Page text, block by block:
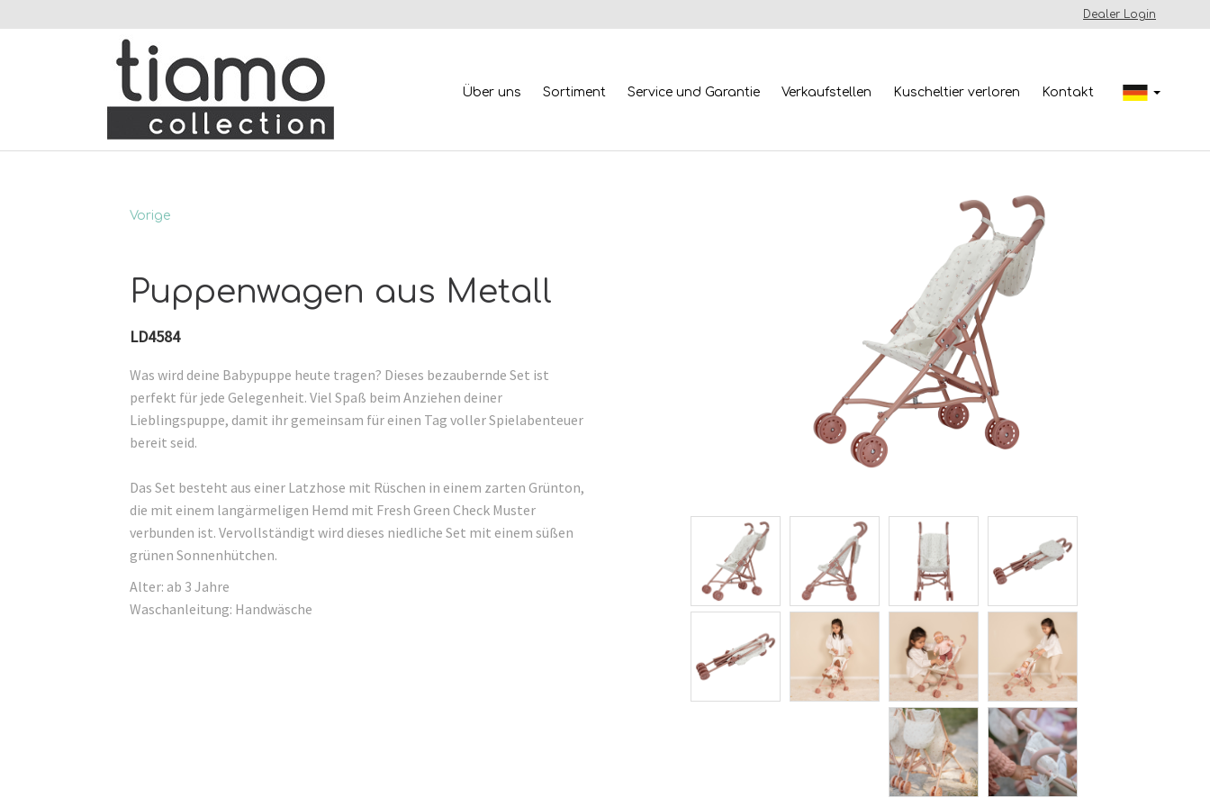
Dealer Login
Über uns Sortiment Service und Garantie Verkaufstellen Kuscheltier verloren Kontakt
Vorige
Puppenwagen aus Metall
LD4584
Was wird deine Babypuppe heute tragen? Dieses bezaubernde Set ist
perfekt für jede Gelegenheit. Viel Spaß beim Anziehen deiner
Lieblingspuppe, damit ihr gemeinsam für einen Tag voller Spielabenteuer
bereit seid.
Das Set besteht aus einer Latzhose mit Rüschen in einem zarten Grünton,
die mit einem langärmeligen Hemd mit Fresh Green Check Muster
verbunden ist. Vervollständigt wird dieses niedliche Set mit einem süßen
grünen Sonnenhütchen.
Alter: ab 3 Jahre
Waschanleitung: Handwäsche